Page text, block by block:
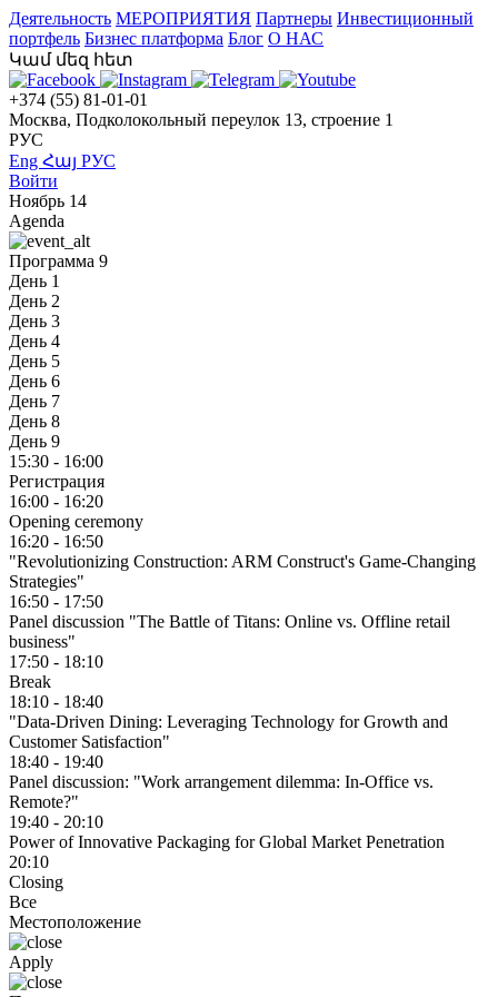
Деятельность МЕРОПРИЯТИЯ Партнеры Инвестиционный
портфель Бизнес платформа Блог О НАС
Կամ մեզ հետ
+374 (55) 81-01-01
Москва, Подколокольный переулок 13, строение 1
РУС
Eng Հայ РУС
Войти
Ноябрь 14
Agenda
Программа 9
День 1
День 2
День 3
День 4
День 5
День 6
День 7
День 8
День 9
15:30 - 16:00
Регистрация
16:00 - 16:20
Opening ceremony
16:20 - 16:50
"Revolutionizing Construction: ARM Construct's Game-Changing
Strategies"
16:50 - 17:50
Panel discussion "The Battle of Titans: Online vs. Offline retail
business"
17:50 - 18:10
Break
18:10 - 18:40
"Data-Driven Dining: Leveraging Technology for Growth and
Customer Satisfaction"
18:40 - 19:40
Panel discussion: "Work arrangement dilemma: In-Office vs.
Remote?"
19:40 - 20:10
Power of Innovative Packaging for Global Market Penetration
20:10
Closing
Все
Местоположение
Apply